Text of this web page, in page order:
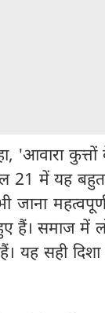
'आवारा
में यह बहुत
जाना
हैं। समाज में
यह सही